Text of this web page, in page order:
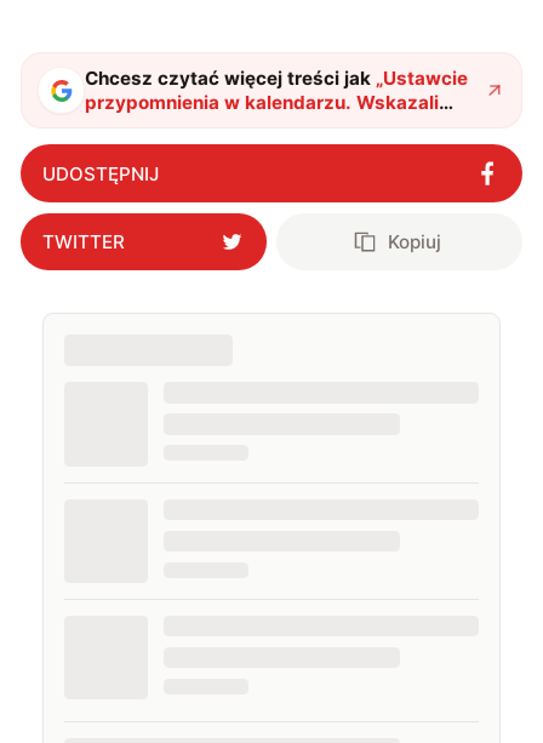
Chcesz czytać więcej treści jak „Ustawcie
przypomnienia w kalendarzu. Wskazali
konkretne lata, w których Polska zacznie
się sypać"?
UDOSTĘPNIJ
TWITTER Kopiuj